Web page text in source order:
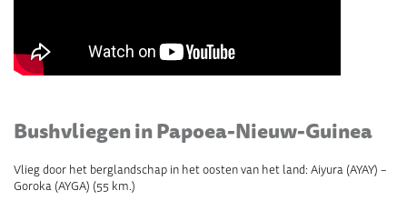
Bushvliegen in Papoea-Nieuw-Guinea
Vlieg door het berglandschap in het oosten van het land: Aiyura (AYAY) –
Goroka (AYGA) (55 km.)